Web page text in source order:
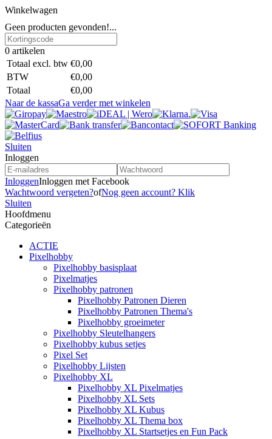
Winkelwagen
Geen producten gevonden!...
0 artikelen
Totaal excl. btw €0,00
BTW
€0,00
Totaal
€0,00
Naar de kassaGa verder met winkelen
Sluiten
Inloggen
InloggenInloggen met Facebook
Wachtwoord vergeten?ofNog geen account? Klik
Sluiten
Hoofdmenu
Categorieën
ACTIE
Pixelhobby
Pixelhobby basisplaat
Pixelmatjes
Pixelhobby patronen
Pixelhobby Patronen Dieren
Pixelhobby Patronen Thema's
Pixelhobby groeimeter
Pixelhobby Sleutelhangers
Pixelhobby kubus setjes
Pixel Set
Pixelhobby Lijsten
Pixelhobby XL
Pixelhobby XL Pixelmatjes
Pixelhobby XL Sets
Pixelhobby XL Kubus
Pixelhobby XL Thema box
Pixelhobby XL Startsetjes en Fun Pack